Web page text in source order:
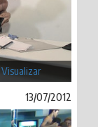
Visualizar
13/07/2012